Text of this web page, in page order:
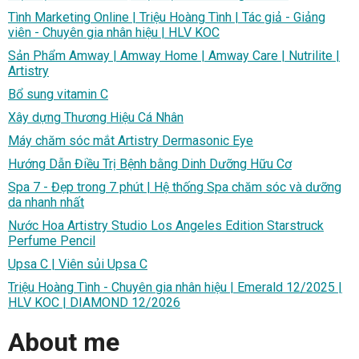
Tình Marketing Online | Triệu Hoàng Tình | Tác giả - Giảng
viên - Chuyên gia nhân hiệu | HLV KOC
Sản Phẩm Amway | Amway Home | Amway Care | Nutrilite |
Artistry
Bổ sung vitamin C
Xây dựng Thương Hiệu Cá Nhân
Máy chăm sóc mắt Artistry Dermasonic Eye
Hướng Dẫn Điều Trị Bệnh bằng Dinh Dưỡng Hữu Cơ
Spa 7 - Đẹp trong 7 phút | Hệ thống Spa chăm sóc và dưỡng
da nhanh nhất
Nước Hoa Artistry Studio Los Angeles Edition Starstruck
Perfume Pencil
Upsa C | Viên sủi Upsa C
Triệu Hoàng Tình - Chuyên gia nhân hiệu | Emerald 12/2025 |
HLV KOC | DIAMOND 12/2026
About me